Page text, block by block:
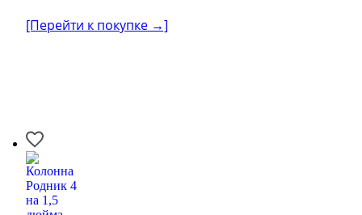
[Перейти к покупке →]